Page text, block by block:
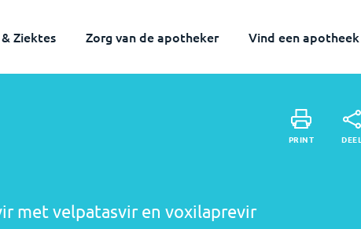
Ziektes Zorg van de apotheker Vind een apotheek
met velpatasvir en voxilaprevir
PRINT DEEL